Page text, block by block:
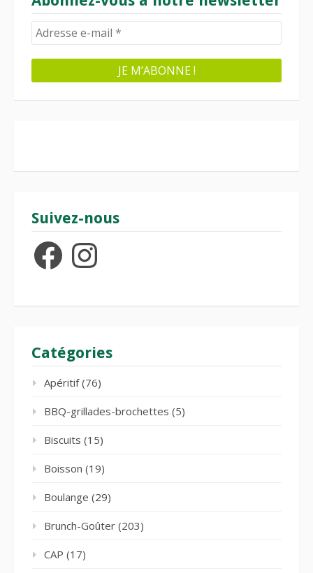
Suivez-nous
FacebookInstagram
Catégories
Apéritif(76)
BBQ-grillades-brochettes (5)
Biscuits (15)
Boisson (19)
Boulange (29)
Brunch-Goûter (203)
CAP (17)